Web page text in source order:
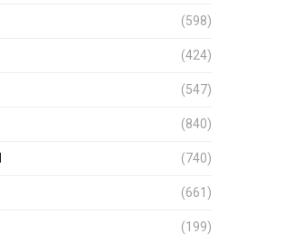
(598)
(424)
(547)
(840)
(740)
(661)
(199)